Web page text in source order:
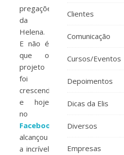
pregações
da
Helena.
E não é
que o
projeto
foi
crescendo
e hoje
no
Facebook
alcançou
a incrível
Clientes
Comunicação
Cursos/Eventos
Depoimentos
Dicas da Elis
Diversos
Empresas